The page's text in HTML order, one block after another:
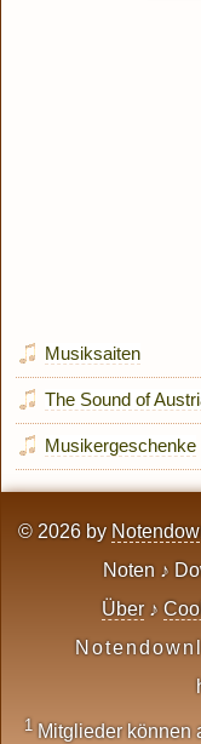
Musiksaiten
The Sound of
Musikergeschenke
© 2026 by
Noten ♪
Über ♪
1 Mitglieder können